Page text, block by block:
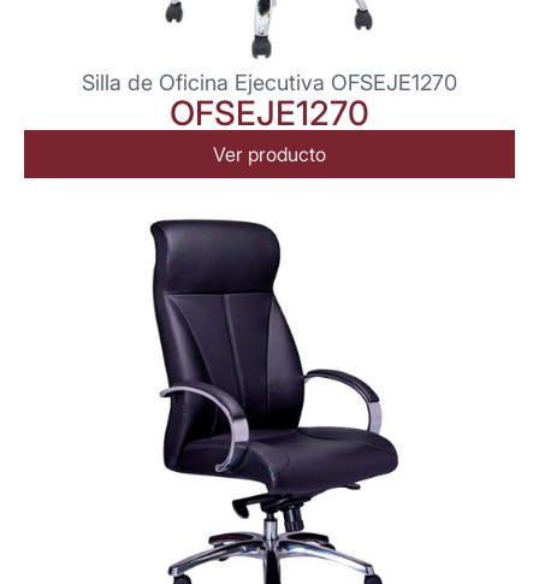
Silla de Oficina Ejecutiva OFSEJE1270
OFSEJE1270
Ver producto